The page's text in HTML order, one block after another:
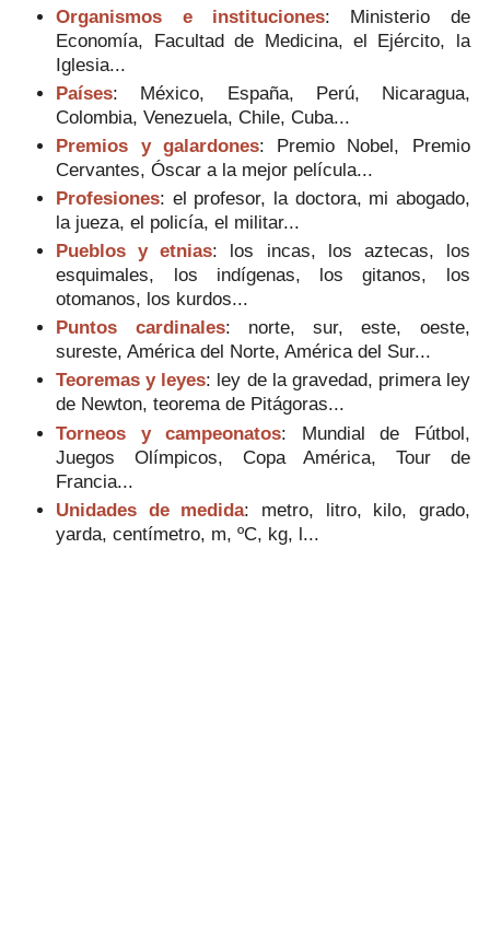
Organismos e instituciones: Ministerio de
Economía, Facultad de Medicina, el Ejército, la
Iglesia...
Países: México, España, Perú, Nicaragua,
Colombia, Venezuela, Chile, Cuba...
Premios y galardones: Premio Nobel, Premio
Cervantes, Óscar a la mejor película...
Profesiones: el profesor, la doctora, mi abogado,
la jueza, el policía, el militar...
Pueblos y etnias: los incas, los aztecas, los
esquimales, los indígenas, los gitanos, los
otomanos, los kurdos...
Puntos cardinales: norte, sur, este, oeste,
sureste, América del Norte, América del Sur...
Teoremas y leyes: ley de la gravedad, primera ley
de Newton, teorema de Pitágoras...
Torneos y campeonatos: Mundial de Fútbol,
Juegos Olímpicos, Copa América, Tour de
Francia...
Unidades de medida: metro, litro, kilo, grado,
yarda, centímetro, m, ºC, kg, l...